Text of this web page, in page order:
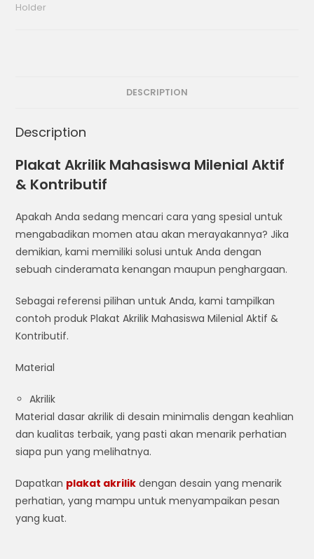
Holder
DESCRIPTION
Description
Plakat Akrilik Mahasiswa Milenial Aktif
& Kontributif
Apakah Anda sedang mencari cara yang spesial untuk
mengabadikan momen atau akan merayakannya? Jika
demikian, kami memiliki solusi untuk Anda dengan
sebuah cinderamata kenangan maupun penghargaan.
Sebagai referensi pilihan untuk Anda, kami tampilkan
contoh produk Plakat Akrilik Mahasiswa Milenial Aktif &
Kontributif.
Material
Akrilik
Material dasar akrilik di desain minimalis dengan keahlian
dan kualitas terbaik, yang pasti akan menarik perhatian
siapa pun yang melihatnya.
Dapatkan plakat akrilik dengan desain yang menarik
perhatian, yang mampu untuk menyampaikan pesan
yang kuat.